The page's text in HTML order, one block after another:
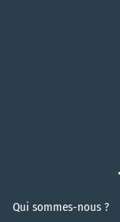
Qui sommes-nous ?